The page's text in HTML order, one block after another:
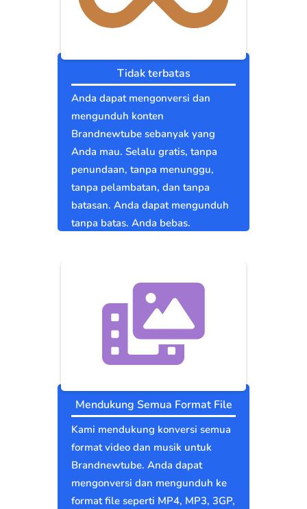
Tidak terbatas
Anda dapat mengonversi dan
mengunduh konten
Brandnewtube sebanyak yang
Anda mau. Selalu gratis, tanpa
penundaan, tanpa menunggu,
tanpa pelambatan, dan tanpa
batasan. Anda dapat mengunduh
tanpa batas. Anda bebas.
Mendukung Semua Format File
Kami mendukung konversi semua
format video dan musik untuk
Brandnewtube. Anda dapat
mengonversi dan mengunduh ke
format file seperti MP4, MP3, 3GP,